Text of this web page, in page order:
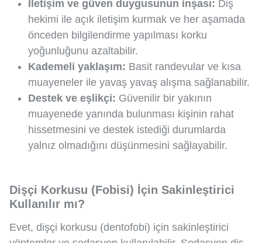
İletişim ve güven duygusunun inşası: Diş
hekimi ile açık iletişim kurmak ve her aşamada
önceden bilgilendirme yapılması korku
yoğunluğunu azaltabilir.
Kademeli yaklaşım: Basit randevular ve kısa
muayeneler ile yavaş yavaş alışma sağlanabilir.
Destek ve eşlikçi: Güvenilir bir yakının
muayenede yanında bulunması kişinin rahat
hissetmesini ve destek istediği durumlarda
yalnız olmadığını düşünmesini sağlayabilir.
Dişçi Korkusu (Fobisi) İçin Sakinleştirici
Kullanılır mı?
Evet, dişçi korkusu (dentofobi) için sakinleştirici